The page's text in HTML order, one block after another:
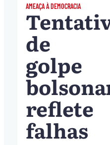
AMEAÇA À DEMOCRACIA
de
golpe
reflete
falhas